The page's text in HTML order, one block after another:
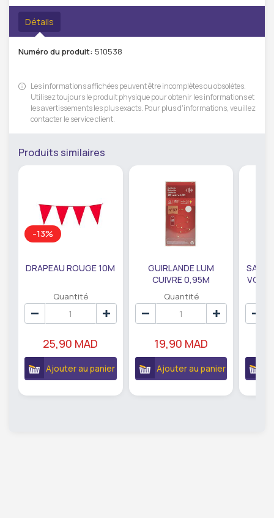
Détails
Numéro du produit: 510538
Les informations affichées peuvent être incomplètes ou obsolètes.
Utilisez toujours le produit physique pour obtenir les informations et
les avertissements les plus exacts. Pour plus d'informations, veuillez
contacter le service client.
Produits similaires
-13%
DRAPEAU ROUGE 10M
Quantité
25,90 MAD
Ajouter au panier
GUIRLANDE LUM
CUIVRE 0,95M
DE79207
Quantité
19,90 MAD
Ajouter au panier